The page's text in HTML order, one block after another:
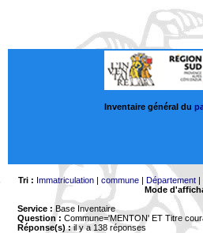
Inventaire général du
Tri : Immatriculation| commune| Département|
Mode
Service : Base Inventaire
Question : Commune='MENTON' ET Titre
Réponse(s) :il y a 138 réponses